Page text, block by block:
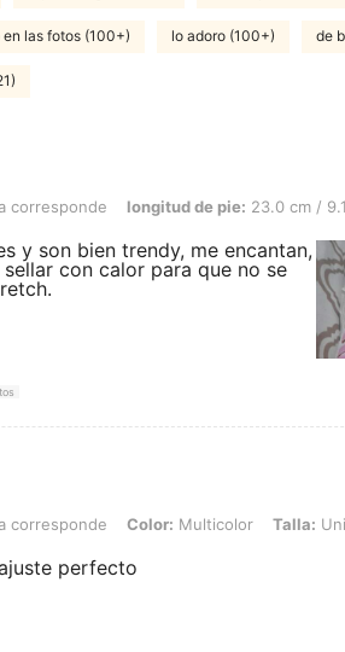
en las fotos (100+) lo adoro (100+) de
longitud de pie: 23.0 cm / 9.1 in, Color:
corresponde longitud de pie: 23.0 cm /
y son bien trendy, me encantan,
con calor para que no se
Color: Multicolor, Talla: Unitalla
corresponde Color: Multicolor Talla:
perfecto